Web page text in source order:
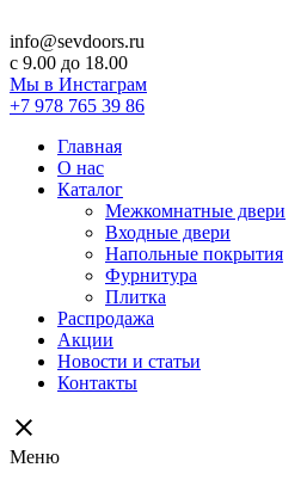
info@sevdoors.ru
c 9.00 до 18.00
Мы в Инстаграм
+7 978 765 39 86
Главная
О нас
Каталог
Межкомнатные двери
Входные двери
Напольные покрытия
Фурнитура
Плитка
Распродажа
Акции
Новости и статьи
Контакты
close
Меню